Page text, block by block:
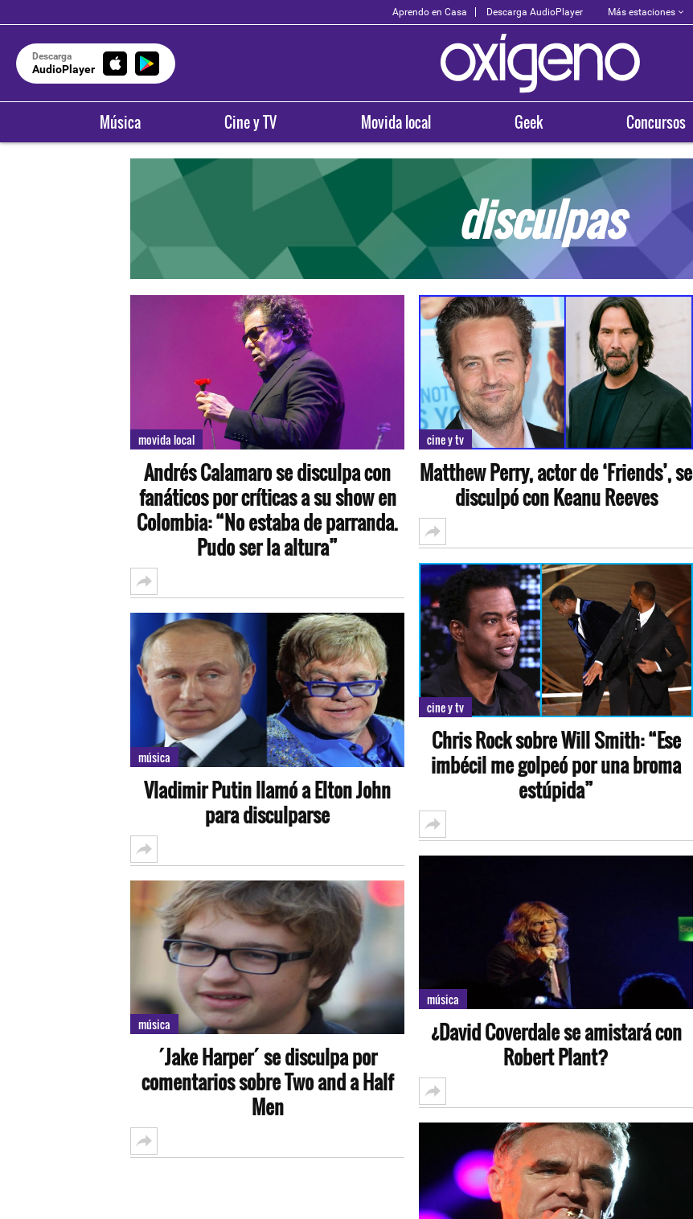
Aprendo en Casa Descarga AudioPlayer Más estaciones
Descarga
AudioPlayer
Música Cine y TV Movida local Geek Concursos
disculpas
movida local
Andrés Calamaro se disculpa con
fanáticos por críticas a su show en
Colombia: “No estaba de parranda.
Pudo ser la altura”
música
Vladimir Putin llamó a Elton John
para disculparse
música
´Jake Harper´ se disculpa por
comentarios sobre Two and a Half
Men
cine y tv
Matthew Perry, actor de ‘Friends’, se
disculpó con Keanu Reeves
cine y tv
Chris Rock sobre Will Smith: “Ese
imbécil me golpeó por una broma
estúpida”
música
¿David Coverdale se amistará con
Robert Plant?
OXÍGENO EN TU CIUDAD
Arequipa
93.5 FM